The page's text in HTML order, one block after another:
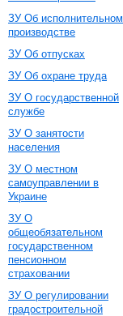
ЗУ Об исполнительном
производстве
ЗУ Об отпусках
ЗУ Об охране труда
ЗУ О государственной
службе
ЗУ О занятости
населения
ЗУ О местном
самоуправлении в
Украине
ЗУ О
общеобязательном
государственном
пенсионном
страховании
ЗУ О регулировании
градостроительной